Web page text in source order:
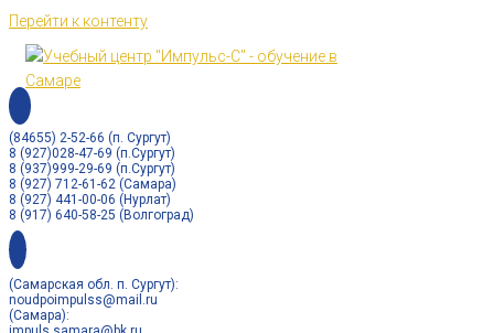
Перейти к контенту
(84655) 2-52-66 (п. Сургут)
8 (927)028-47-69 (п.Сургут)
8 (937)999-29-69 (п.Сургут)
8 (927) 712-61-62 (Самара)
8 (927) 441-00-06 (Нурлат)
8 (917) 640-58-25 (Волгоград)
(Самарская обл. п. Сургут):
noudpoimpulss@mail.ru
(Самара):